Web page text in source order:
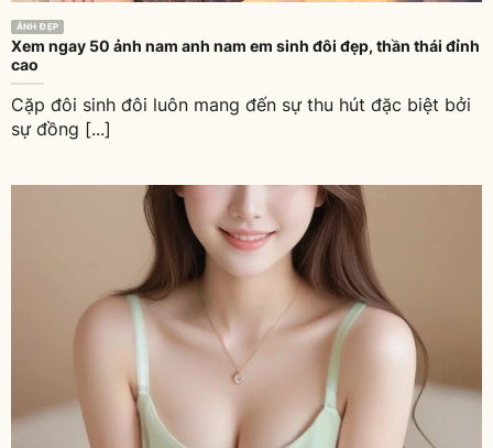
ẢNH ĐẸP
Xem ngay 50 ảnh nam anh nam em sinh đôi đẹp, thần thái đỉnh
cao
Cặp đôi sinh đôi luôn mang đến sự thu hút đặc biệt bởi
sự đồng [...]